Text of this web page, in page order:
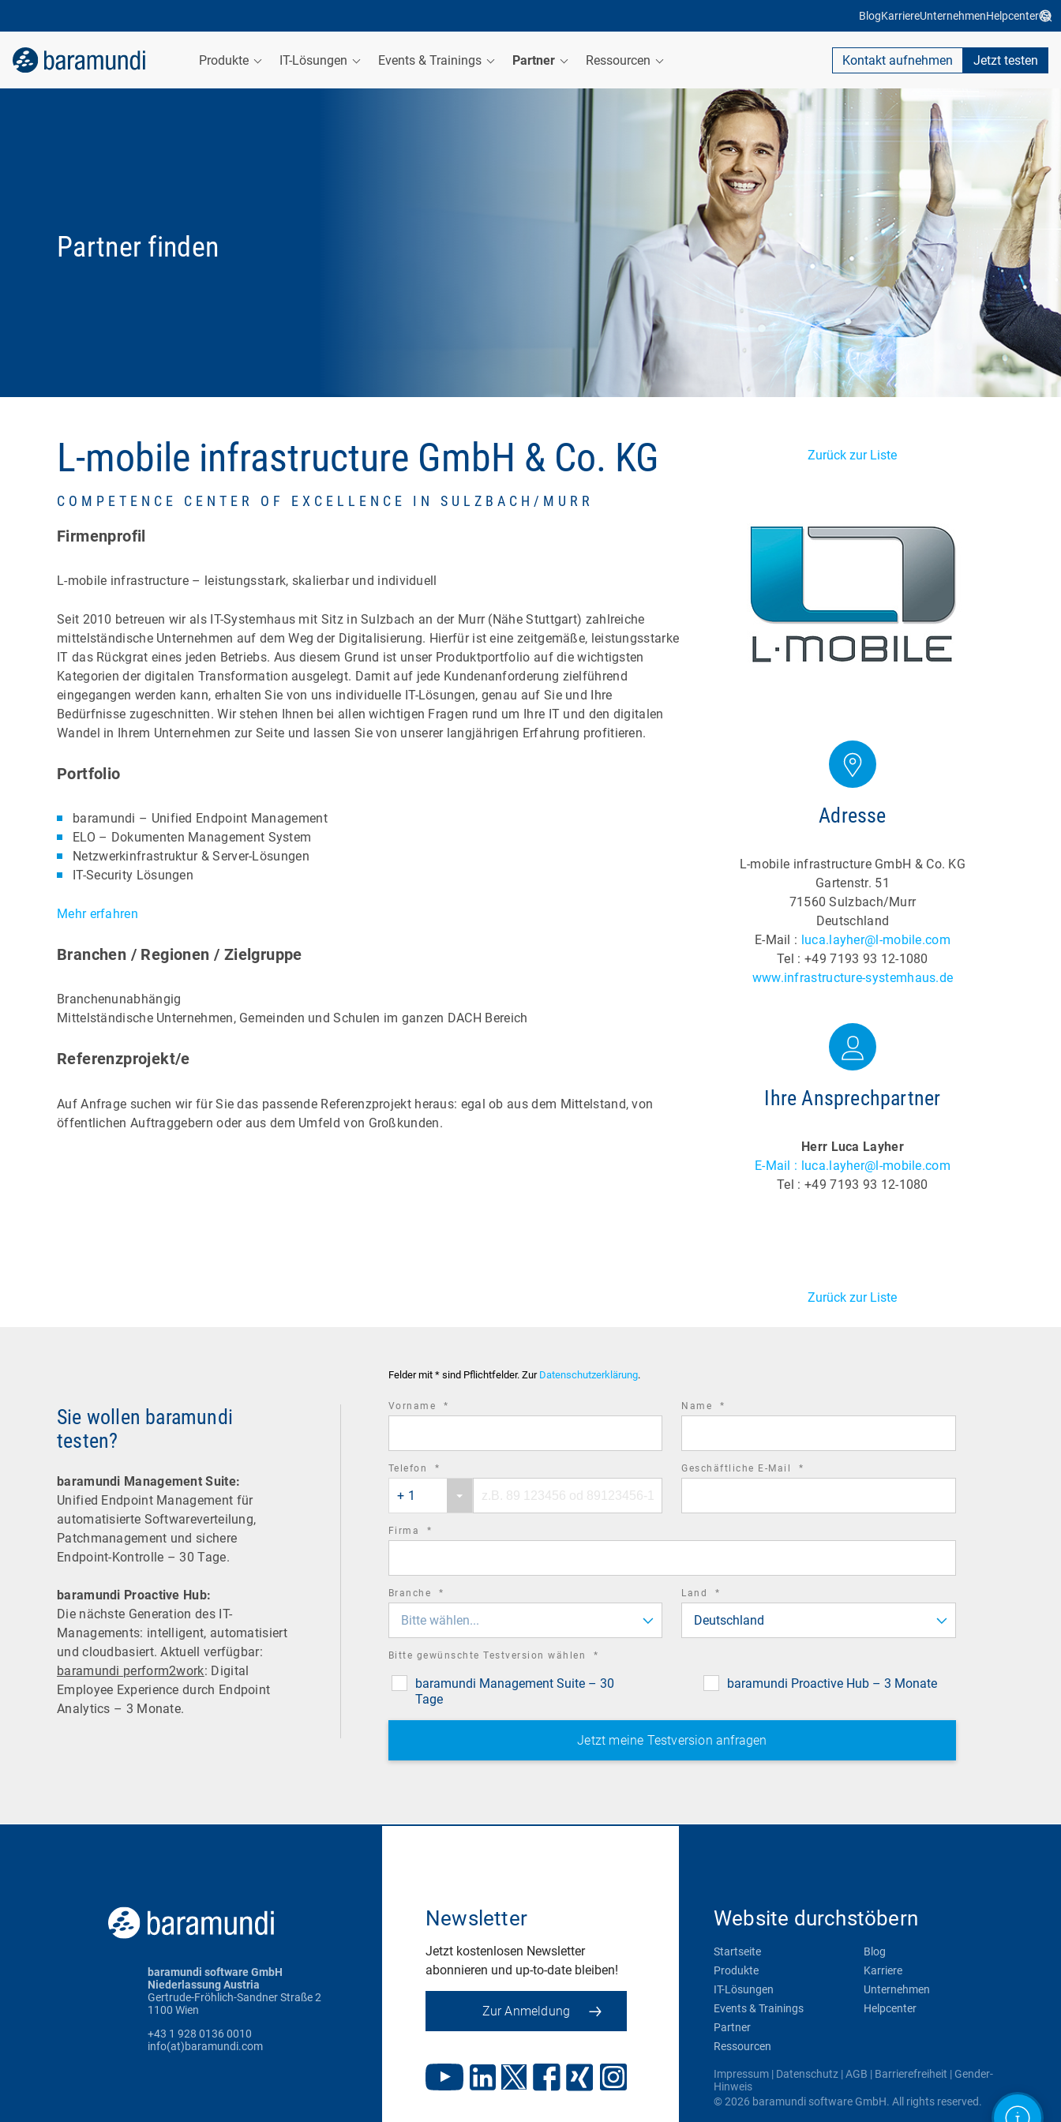
BlogKarriereUnternehmenHelpcenter
Produkte IT-Lösungen Events & Trainings Partner Ressourcen Kontakt aufnehmen Jetzt testen
Partner finden
L-mobile infrastructure GmbH & Co. KG
COMPETENCE CENTER OF EXCELLENCE IN SULZBACH/MURR
Firmenprofil
L-mobile infrastructure – leistungsstark, skalierbar und individuell
Seit 2010 betreuen wir als IT-Systemhaus mit Sitz in Sulzbach an der Murr (Nähe Stuttgart) zahlreiche
mittelständische Unternehmen auf dem Weg der Digitalisierung. Hierfür ist eine zeitgemäße, leistungsstarke
IT das Rückgrat eines jeden Betriebs. Aus diesem Grund ist unser Produktportfolio auf die wichtigsten
Kategorien der digitalen Transformation ausgelegt. Damit auf jede Kundenanforderung zielführend
eingegangen werden kann, erhalten Sie von uns individuelle IT-Lösungen, genau auf Sie und Ihre
Bedürfnisse zugeschnitten. Wir stehen Ihnen bei allen wichtigen Fragen rund um Ihre IT und den digitalen
Wandel in Ihrem Unternehmen zur Seite und lassen Sie von unserer langjährigen Erfahrung profitieren.
Portfolio
baramundi – Unified Endpoint Management
ELO – Dokumenten Management System
Netzwerkinfrastruktur & Server-Lösungen
IT-Security Lösungen
Mehr erfahren
Branchen / Regionen / Zielgruppe
Branchenunabhängig
Mittelständische Unternehmen, Gemeinden und Schulen im ganzen DACH Bereich
Referenzprojekt/e
Auf Anfrage suchen wir für Sie das passende Referenzprojekt heraus: egal ob aus dem Mittelstand, von
öffentlichen Auftraggebern oder aus dem Umfeld von Großkunden.
Zurück zur Liste
Adresse
L-mobile infrastructure GmbH & Co. KG
Gartenstr. 51
71560 Sulzbach/Murr
Deutschland
E-Mail : luca.layher@l-mobile.com
Tel : +49 7193 93 12-1080
www.infrastructure-systemhaus.de
Ihre Ansprechpartner
Herr Luca Layher
E-Mail : luca.layher@l-mobile.com
Tel : +49 7193 93 12-1080
Zurück zur Liste
Sie wollen baramundi
testen?
baramundi Management Suite:
Unified Endpoint Management für
automatisierte Software­verteilung,
Patchmanagement und sichere
Endpoint-Kontrolle – 30 Tage.
baramundi Proactive Hub:
Die nächste Generation des IT-
Managements: intelligent, automatisiert
und cloudbasiert. Aktuell verfügbar:
baramundi perform2work: Digital
Employee Experience durch Endpoint
Analytics – 3 Monate.
Felder mit * sind Pflichtfelder. Zur Datenschutzerklärung.
Vorname * Name *
Telefon *
country
code
+ 1
number
Geschäftliche E-Mail *
Firma *
Branche *
Bitte wählen...
Land *
Deutschland
Bitte gewünschte Testversion wählen *
baramundi Management Suite – 30
Tage
baramundi Proactive Hub – 3 Monate
baramundi software GmbH
Niederlassung Austria
Gertrude-Fröhlich-Sandner Straße 2
1100 Wien
+43 1 928 0136 0010
info(at)baramundi.com
Newsletter
Jetzt kostenlosen Newsletter
abonnieren und up-to-date bleiben!
Zur Anmeldung
Website durchstöbern
Startseite
Produkte
IT-Lösungen
Events & Trainings
Partner
Ressourcen
Blog
Karriere
Unternehmen
Helpcenter
Impressum| Datenschutz|AGB | Barrierefreiheit | Gender-
Hinweis
© 2026 baramundi software GmbH. All rights reserved.